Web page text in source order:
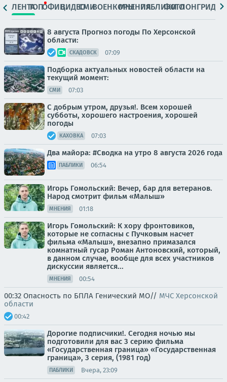
ЛЕНТАТОПОФИЦ.ВИДЕОСМИВОЕНКОРЫМНЕНИЯПАБЛИКИ
ФОТОЛОНГРИДЫ
8 августа Прогноз погоды По Херсонской
области:
СКАДОВСК 07:09
Подборка актуальных новостей области на
текущий момент:
СМИ 07:03
С добрым утром, друзья!. Всем хорошей
субботы, хорошего настроения, хорошей
погоды
КАХОВКА 07:03
Два майора: #Сводка на утро 8 августа 2026 года
ПАБЛИКИ 06:54
Игорь Гомольский: Вечер, бар для ветеранов.
Народ смотрит фильм «Малыш»
МНЕНИЯ 01:18
Игорь Гомольский: К хору фронтовиков,
которые не согласны с Пучковым насчет
фильма «Малыш», внезапно примазался
комнатный гусар Роман Антоновский, который,
в данном случае, вообще для всех участников
дискуссии является...
МНЕНИЯ 00:54
00:32 Опасность по БПЛА Генический МО// МЧС Херсонской
области
00:42
Дорогие подписчики!. Сегодня ночью мы
подготовили для вас 3 серию фильма
«Государственная граница» «Государственная
граница», 3 серия, (1981 год)
ПАБЛИКИ Вчера, 23:09